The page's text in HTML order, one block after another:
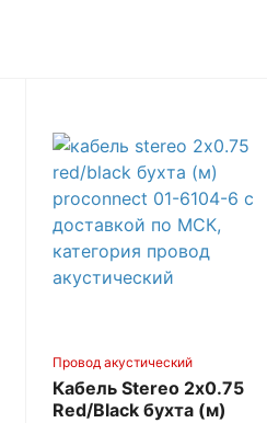
Провод акустический
Кабель Stereo 2х0.75
Red/Black бухта (м)